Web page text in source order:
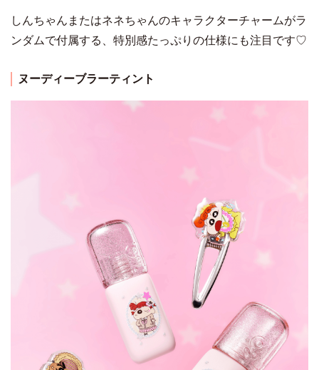
しんちゃんまたはネネちゃんのキャラクターチャームがラ
ンダムで付属する、特別感たっぷりの仕様にも注目です♡
ヌーディーブラーティント